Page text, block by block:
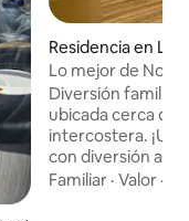
Residencia en
Lo mejor de
River
Diversión familiar
ubicada cerca de
intercostera.
con diversión
pinball 2026.
Familiar ·Valor ·